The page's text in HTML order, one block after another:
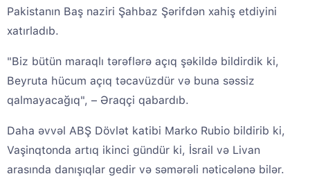
Pakistanın Baş naziri Şahbaz Şərifdən xahiş etdiyini
xatırladıb.
"Biz bütün maraqlı tərəflərə açıq şəkildə bildirdik ki,
Beyruta hücum açıq təcavüzdür və buna səssiz
qalmayacağıq", – Əraqçi qabardıb.
Daha əvvəl ABŞ Dövlət katibi Marko Rubio bildirib ki,
Vaşinqtonda artıq ikinci gündür ki, İsrail və Livan
arasında danışıqlar gedir və səmərəli nəticələnə bilər.